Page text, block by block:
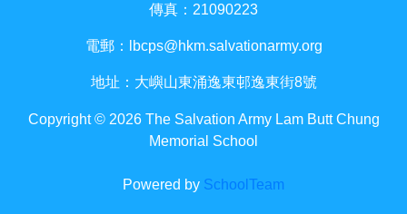
傳真：21090223
電郵： lbcps@hkm.salvationarmy.org
地址：大嶼山東涌逸東邨逸東街8號
Copyright © 2026 The Salvation Army Lam Butt Chung
Memorial School
Powered by SchoolTeam